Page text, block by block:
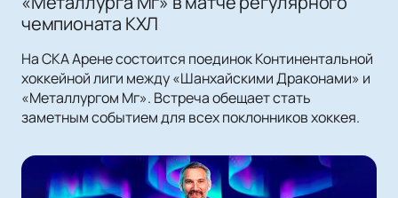
чемпионата КХЛ
На СКА Арене состоится поединок Континентальной
хоккейной лиги между «Шанхайскими Драконами» и
«Металлургом Мг». Встреча обещает стать
заметным событием для всех поклонников хоккея.